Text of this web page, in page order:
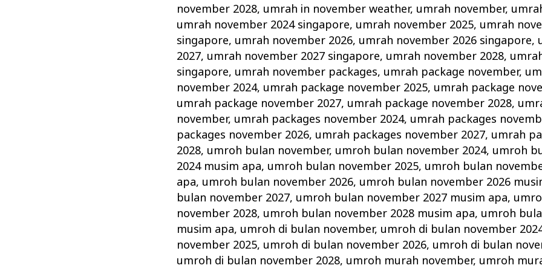
november 2028, umrah in november weather, umrah november,
umrah november 2024 singapore, umrah november 2025, umrah
singapore, umrah november 2026, umrah november 2026 singapore,
2027, umrah november 2027 singapore, umrah november 2028,
singapore, umrah november packages, umrah package november,
november 2024, umrah package november 2025, umrah package
umrah package november 2027, umrah package november 2028,
november, umrah packages november 2024, umrah packages
packages november 2026, umrah packages november 2027, umrah
2028, umroh bulan november, umroh bulan november 2024, umroh
2024 musim apa, umroh bulan november 2025, umroh bulan
apa, umroh bulan november 2026, umroh bulan november 2026
bulan november 2027, umroh bulan november 2027 musim apa,
november 2028, umroh bulan november 2028 musim apa, umroh
musim apa, umroh di bulan november, umroh di bulan november
november 2025, umroh di bulan november 2026, umroh di bulan
umroh di bulan november 2028, umroh murah november, umroh